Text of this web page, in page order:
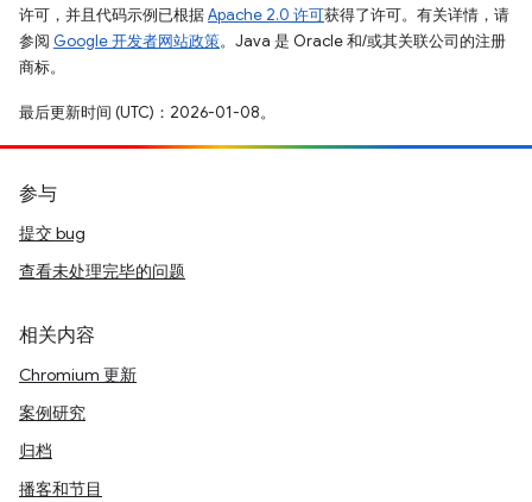
许可，并且代码示例已根据Apache 2.0 许可获得了许可。有关详情，请
参阅 Google 开发者网站政策。Java 是 Oracle 和/或其关联公司的注册
商标。
最后更新时间 (UTC)：2026-01-08。
参与
提交 bug
查看未处理完毕的问题
相关内容
Chromium 更新
案例研究
归档
播客和节目